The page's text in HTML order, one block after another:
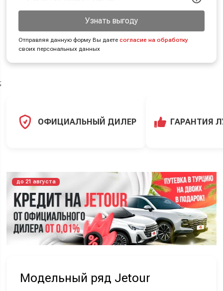
Узнать выгоду
Отправляя данную форму Вы даетесогласие на обработку
своих персональных данных
;
ОФИЦИАЛЬНЫЙ ДИЛЕР ГАРАНТИЯ
до 21 августа
Модельный ряд Jetour